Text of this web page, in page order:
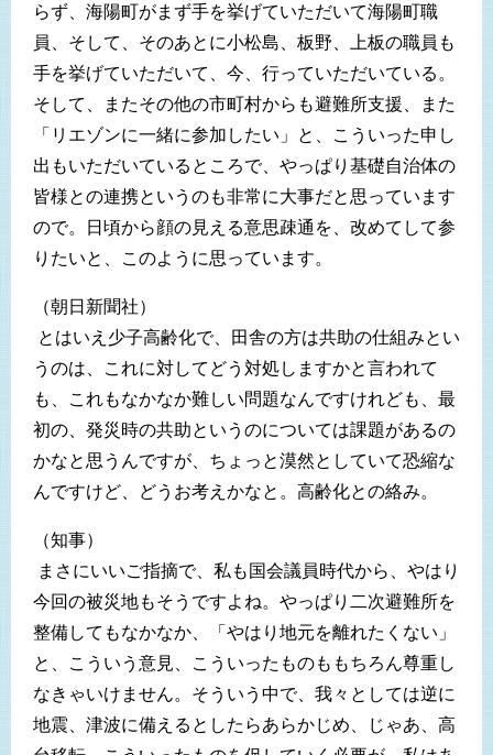
らず、海陽町がまず手を挙げていただいて海陽町職
員、そして、そのあとに小松島、板野、上板の職員も
手を挙げていただいて、今、行っていただいている。
そして、またその他の市町村からも避難所支援、また
「リエゾンに一緒に参加したい」と、こういった申し
出もいただいているところで、やっぱり基礎自治体の
皆様との連携というのも非常に大事だと思っています
ので。日頃から顔の見える意思疎通を、改めてして参
りたいと、このように思っています。
（朝日新聞社）
とはいえ少子高齢化で、田舎の方は共助の仕組みとい
うのは、これに対してどう対処しますかと言われて
も、これもなかなか難しい問題なんですけれども、最
初の、発災時の共助というのについては課題があるの
かなと思うんですが、ちょっと漠然としていて恐縮な
んですけど、どうお考えかなと。高齢化との絡み。
（知事）
まさにいいご指摘で、私も国会議員時代から、やはり
今回の被災地もそうですよね。やっぱり二次避難所を
整備してもなかなか、「やはり地元を離れたくない」
と、こういう意見、こういったものももちろん尊重し
なきゃいけません。そういう中で、我々としては逆に
地震、津波に備えるとしたらあらかじめ、じゃあ、高